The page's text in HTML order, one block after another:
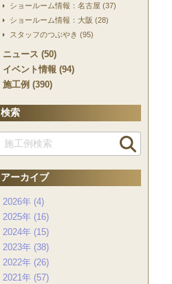
ショールーム情報：名古屋 (37)
ショールーム情報：大阪 (28)
スタッフのつぶやき (95)
ニュース (50)
イベント情報 (94)
施工例 (390)
検索
アーカイブ
2026年 (4)
2025年 (16)
2024年 (15)
2023年 (38)
2022年 (26)
2021年 (57)